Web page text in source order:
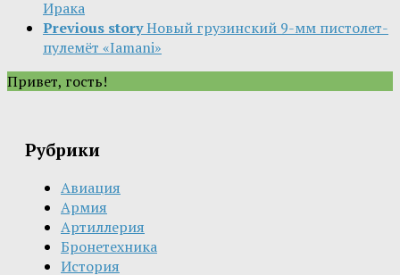
Ирака
Previous storyНовый грузинский 9-мм пистолет-
пулемёт «Iamani»
Привет, гость!
Рубрики
Авиация
Армия
Артиллерия
Бронетехника
История